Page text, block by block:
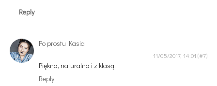
Reply
Po prostu Kasia
11/05/2017, 14:01
Piękna, naturalna i z klasą.
Reply